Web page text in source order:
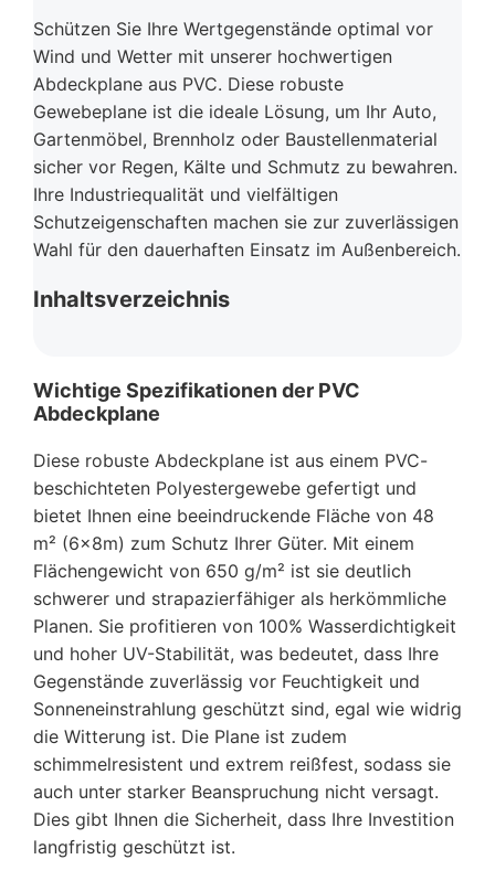
Schützen Sie Ihre Wertgegenstände optimal vor
Wind und Wetter mit unserer hochwertigen
Abdeckplane aus PVC. Diese robuste
Gewebeplane ist die ideale Lösung, um Ihr Auto,
Gartenmöbel, Brennholz oder Baustellenmaterial
sicher vor Regen, Kälte und Schmutz zu bewahren.
Ihre Industriequalität und vielfältigen
Schutzeigenschaften machen sie zur zuverlässigen
Wahl für den dauerhaften Einsatz im Außenbereich.
Inhaltsverzeichnis
Wichtige Spezifikationen der PVC
Abdeckplane
Diese robuste Abdeckplane ist aus einem PVC-
beschichteten Polyestergewebe gefertigt und
bietet Ihnen eine beeindruckende Fläche von 48
m² (6x8m) zum Schutz Ihrer Güter. Mit einem
Flächengewicht von 650 g/m² ist sie deutlich
schwerer und strapazierfähiger als herkömmliche
Planen. Sie profitieren von 100% Wasserdichtigkeit
und hoher UV-Stabilität, was bedeutet, dass Ihre
Gegenstände zuverlässig vor Feuchtigkeit und
Sonneneinstrahlung geschützt sind, egal wie widrig
die Witterung ist. Die Plane ist zudem
schimmelresistent und extrem reißfest, sodass sie
auch unter starker Beanspruchung nicht versagt.
Dies gibt Ihnen die Sicherheit, dass Ihre Investition
langfristig geschützt ist.